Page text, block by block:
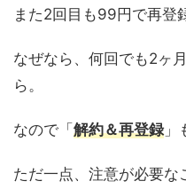
また2回目も99円で再登
なぜなら、何回でも2ヶ
ら。
なので「 解約＆再登録」
ただ一点、注意が必要な